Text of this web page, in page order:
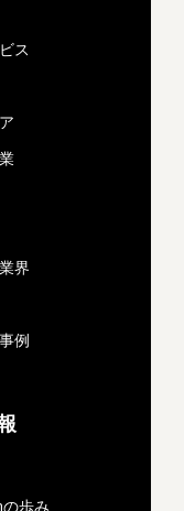
ス
界
例
歩み